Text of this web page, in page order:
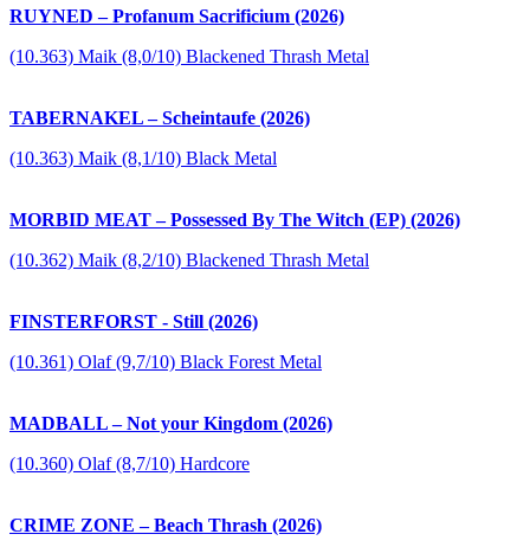
RUYNED – Profanum Sacrificium (2026)
(10.363) Maik (8,0/10) Blackened Thrash Metal
TABERNAKEL – Scheintaufe (2026)
(10.363) Maik (8,1/10) Black Metal
MORBID MEAT – Possessed By The Witch (EP) (2026)
(10.362) Maik (8,2/10) Blackened Thrash Metal
FINSTERFORST - Still (2026)
(10.361) Olaf (9,7/10) Black Forest Metal
MADBALL – Not your Kingdom (2026)
(10.360) Olaf (8,7/10) Hardcore
CRIME ZONE – Beach Thrash (2026)